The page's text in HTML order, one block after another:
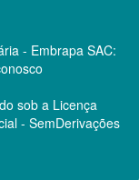
- Embrapa SAC:
sob a Licença
- SemDerivações